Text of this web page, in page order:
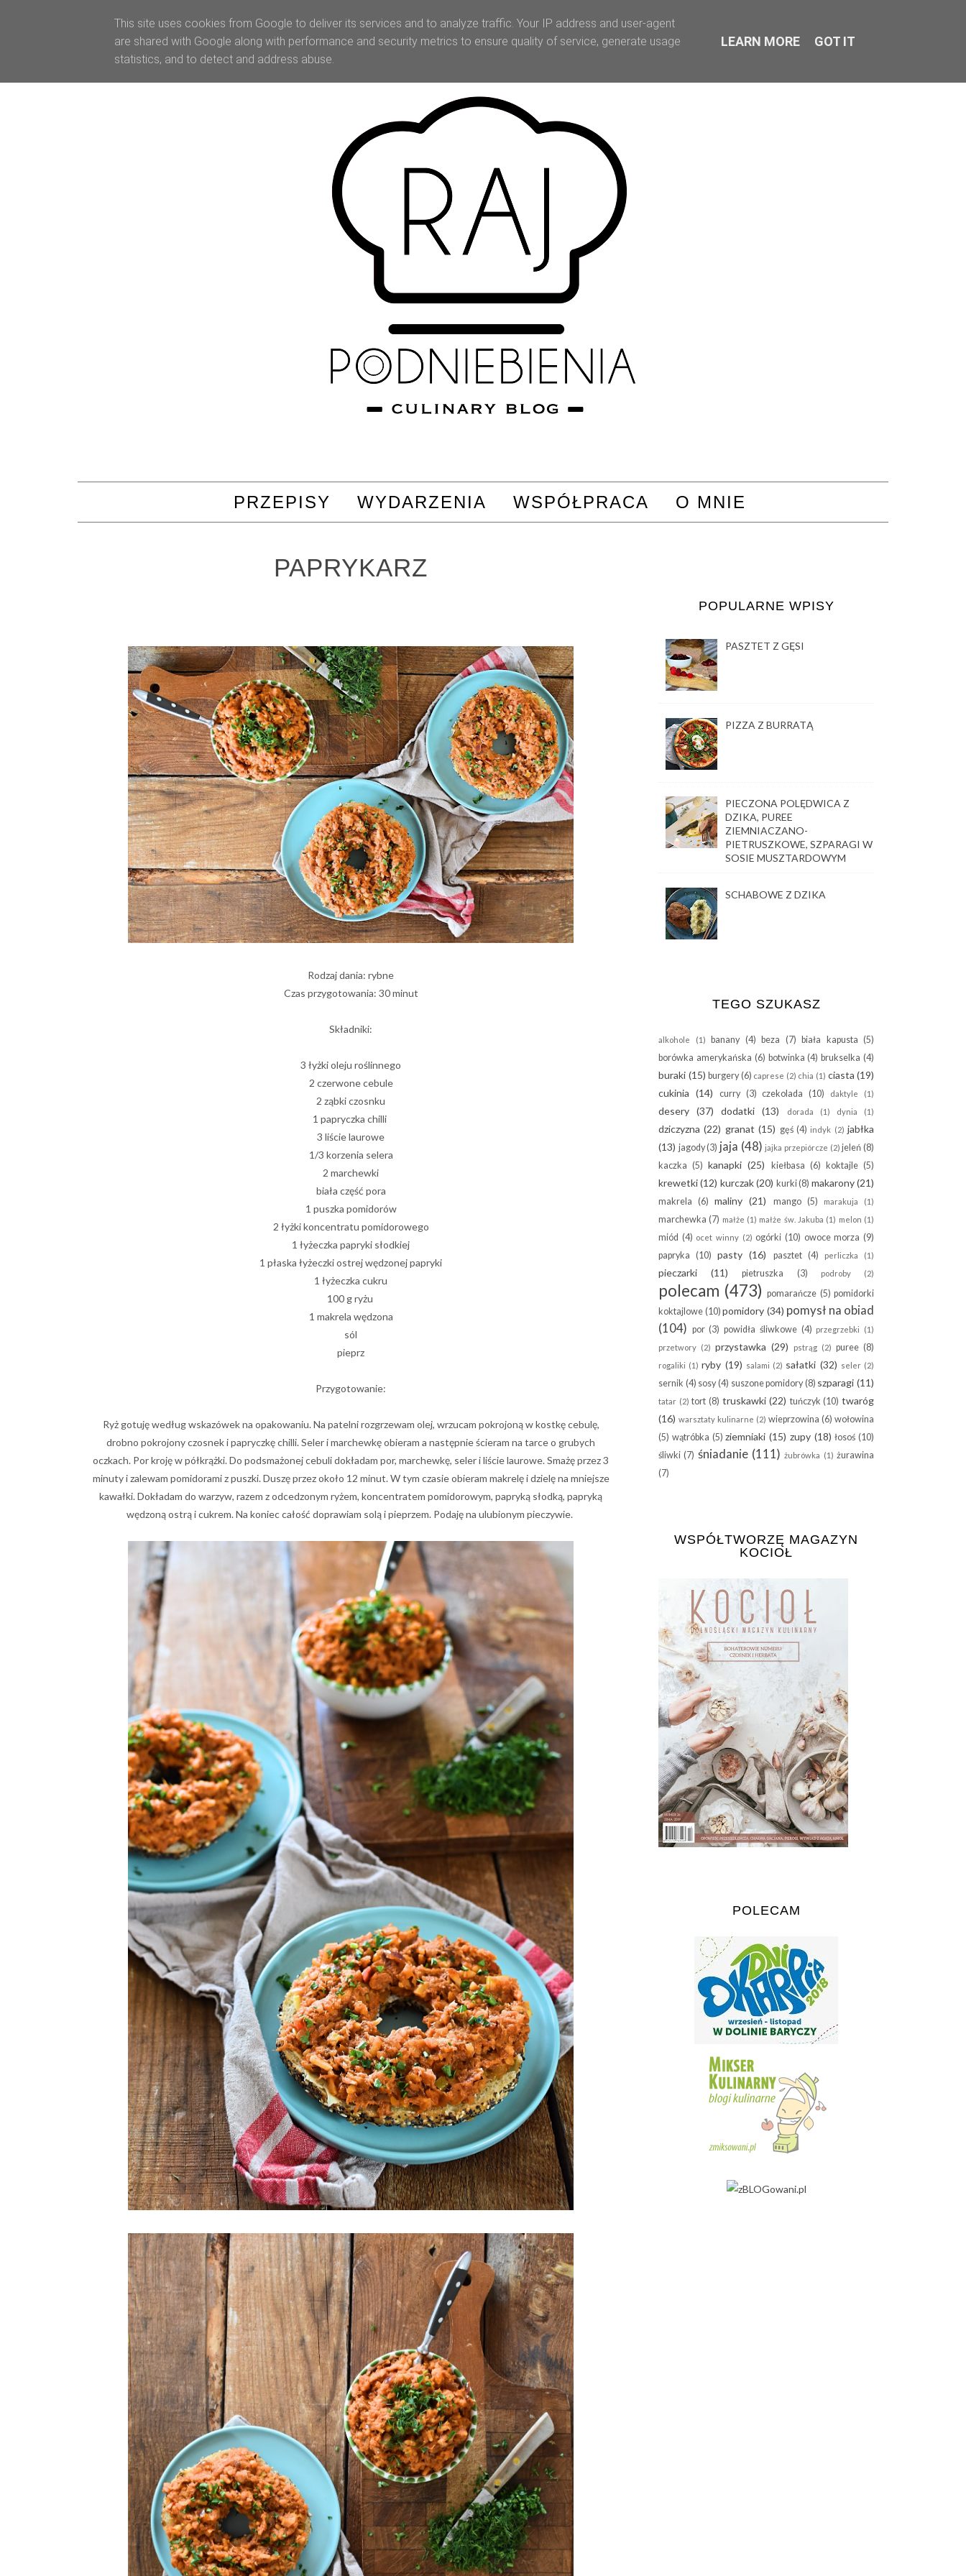
PRZEPISY WYDARZENIA WSPÓŁPRACA O MNIE
PAPRYKARZ
Rodzaj dania: rybne
Czas przygotowania: 30 minut
Składniki:
3 łyżki oleju roślinnego
2 czerwone cebule
2 ząbki czosnku
1 papryczka chilli
3 liście laurowe
1/3 korzenia selera
2 marchewki
biała część pora
1 puszka pomidorów
2 łyżki koncentratu pomidorowego
1 łyżeczka papryki słodkiej
1 płaska łyżeczki ostrej wędzonej papryki
1 łyżeczka cukru
100 g ryżu
1 makrela wędzona
sól
pieprz
Przygotowanie:
Ryż gotuję według wskazówek na opakowaniu. Na patelni rozgrzewam olej, wrzucam pokrojoną w kostkę cebulę,
drobno pokrojony czosnek i papryczkę chilli. Seler i marchewkę obieram a następnie ścieram na tarce o grubych
oczkach. Por kroję w półkrążki. Do podsmażonej cebuli dokładam por, marchewkę, seler i liście laurowe. Smażę przez 3
minuty i zalewam pomidorami z puszki. Duszę przez około 12 minut. W tym czasie obieram makrelę i dzielę na mniejsze
kawałki. Dokładam do warzyw, razem z odcedzonym ryżem, koncentratem pomidorowym, papryką słodką, papryką
wędzoną ostrą i cukrem. Na koniec całość doprawiam solą i pieprzem. Podaję na ulubionym pieczywie.
POPULARNE WPISY
PASZTET Z GĘSI
PIZZA Z BURRATĄ
PIECZONA POLĘDWICA Z
DZIKA, PUREE
ZIEMNIACZANO-
PIETRUSZKOWE, SZPARAGI W
SOSIE MUSZTARDOWYM
SCHABOWE Z DZIKA
TEGO SZUKASZ
alkohole (1) banany (4) beza (7) biała kapusta (5)
borówka amerykańska (6) botwinka (4) brukselka (4)
buraki (15) burgery(6) caprese (2) chia (1) ciasta (19)
cukinia (14) curry (3) czekolada (10) daktyle (1)
desery (37) dodatki (13) dorada (1) dynia (1)
dziczyzna (22) granat (15) gęś (4) indyk (2) jabłka
(13) jagody(3) jaja (48) jajka przepiórcze (2) jeleń (8)
kaczka (5) kanapki (25) kiełbasa (6) koktajle (5)
krewetki (12) kurczak (20) kurki(8) makarony (21)
makrela (6) maliny (21) mango (5) marakuja (1)
marchewka (7) małże (1) małże św. Jakuba (1) melon (1)
miód (4) ocet winny (2) ogórki (10) owoce morza (9)
papryka
(10) pasty (16) pasztet (4) perliczka (1)
pieczarki (11) pietruszka (3) podroby (2)
polecam (473) pomarańcze (5) pomidorki
koktajlowe (10) pomidory (34) pomysł na obiad
(104) por (3) powidła śliwkowe (4) przegrzebki
(1)
przetwory (2) przystawka (29) pstrąg (2) puree (8)
rogaliki (1) ryby (19) salami (2) sałatki (32) seler (2)
sernik (4) sosy(4) suszone pomidory(8) szparagi (11)
tatar (2) tort (8) truskawki (22) tuńczyk (10) twaróg
(16) warsztaty kulinarne (2) wieprzowina (6) wołowina
(5) wątróbka (5) ziemniaki (15) zupy (18) łosoś (10)
śliwki (7) śniadanie (111) żubrówka (1) żurawina
(7)
WSPÓŁTWORZĘ MAGAZYN
KOCIOŁ
POLECAM
This site uses cookies from Google to deliver its services and to analyze traffic. Your IP address and user-agent
are shared with Google along with performance and security metrics to ensure quality of service, generate usage
statistics, and to detect and address abuse.
LEARN MORE GOT IT